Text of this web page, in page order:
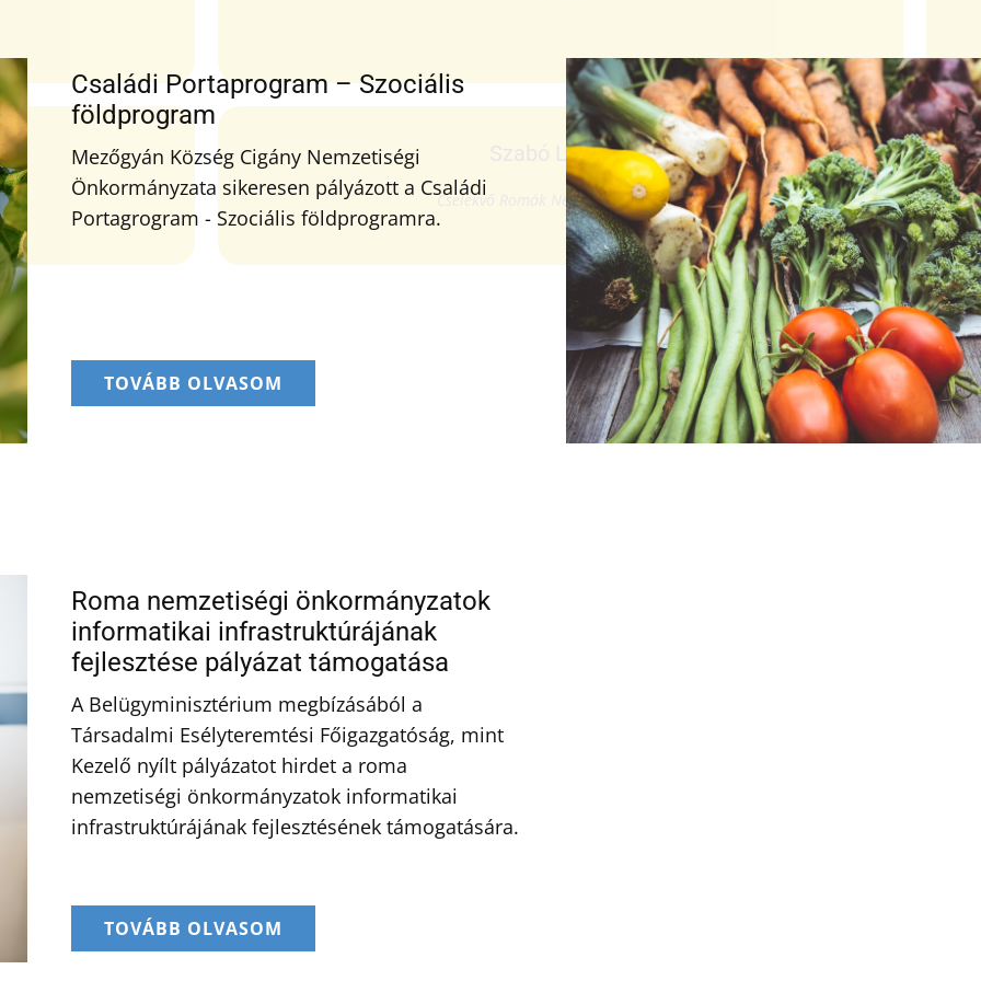
Családi Portaprogram – Szociális
földprogram
Mezőgyán Község Cigány Nemzetiségi
Önkormányzata sikeresen pályázott a Családi
Portagrogram - Szociális földprogramra.
TOVÁBB OLVASOM
Roma nemzetiségi önkormányzatok
informatikai infrastruktúrájának
fejlesztése pályázat támogatása
A Belügyminisztérium megbízásából a
Társadalmi Esélyteremtési Főigazgatóság, mint
Kezelő nyílt pályázatot hirdet a roma
nemzetiségi önkormányzatok informatikai
infrastruktúrájának fejlesztésének támogatására.
TOVÁBB OLVASOM